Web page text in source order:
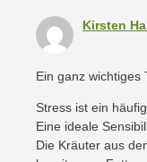
Kirsten
Ein ganz wichtiges
Stress ist ein
Eine ideale
Die Kräuter aus